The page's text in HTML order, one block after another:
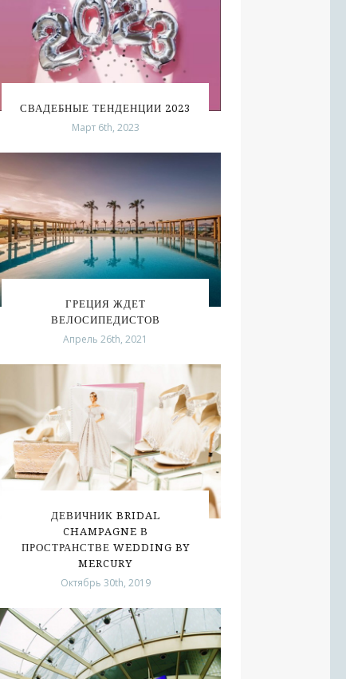
СВАДЕБНЫЕ ТЕНДЕНЦИИ 2023
Март 6th, 2023
ГРЕЦИЯ ЖДЕТ
ВЕЛОСИПЕДИСТОВ
Апрель 26th, 2021
ДЕВИЧНИК BRIDAL
CHAMPAGNE В
ПРОСТРАНСТВЕ WEDDING BY
MERCURY
Октябрь 30th, 2019